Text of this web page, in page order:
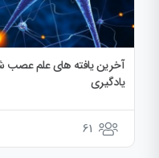
یادگیری
61